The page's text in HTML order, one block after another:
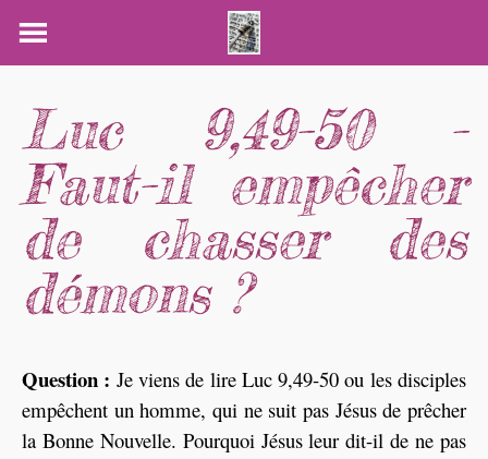
Luc 9,49-50 -
Faut-il empêcher
de chasser des
démons ?
Question : Je viens de lire Luc 9,49-50 ou les disciples
empêchent un homme, qui ne suit pas Jésus de prêcher
la Bonne Nouvelle. Pourquoi Jésus leur dit-il de ne pas